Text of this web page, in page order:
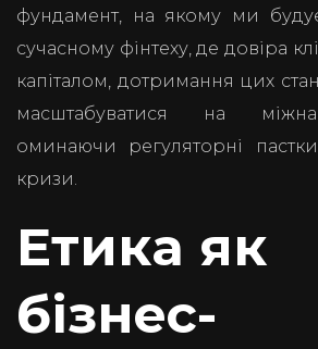
фундамент, на якому ми
сучасному фінтеху, де довіра
капіталом, дотримання цих
масштабуватися на
оминаючи регуляторні
кризи.
Етика як
бізнес-